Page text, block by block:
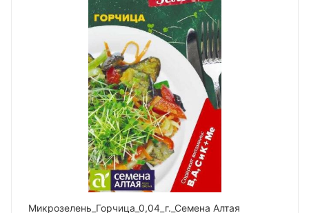
Микрозелень_Горчица_0,04_г._Семена Алтая